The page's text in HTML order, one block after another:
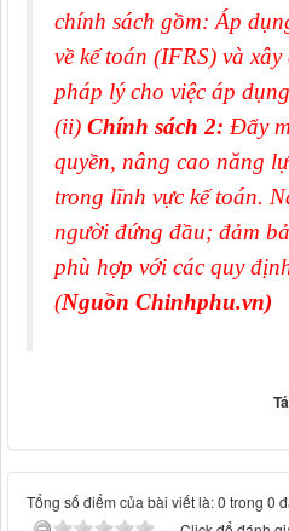
chính sách gồm: Áp
về kế toán (IFRS) và
pháp lý cho việc áp
(ii) Chính sách 2: Đẩy
quyền, nâng cao năng
trong lĩnh vực kế toán.
người đứng đầu; đảm
phù hợp với các quy
(Nguồn Chinhphu.vn)
Tổng số điểm của bài viết là: 0 trong 0